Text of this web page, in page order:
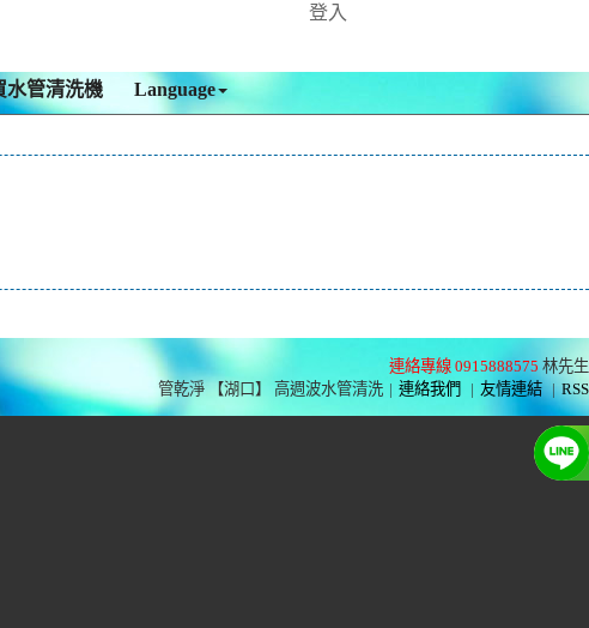
登入
水管清洗機 Language
連絡專線 0915888575 林先生
管乾淨 【湖口】 高週波水管清洗 | 連絡我們 | 友情連結 | RSS